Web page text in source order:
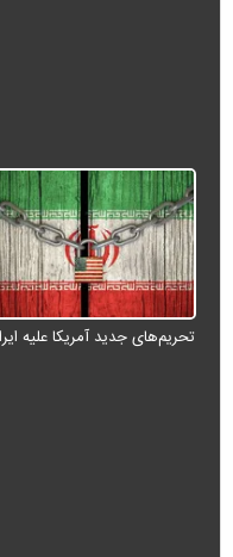
تحریم‌های جدید آمریکا علیه